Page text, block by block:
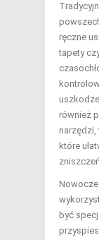
ręczne
tapety
również
narzędzi,
które
być